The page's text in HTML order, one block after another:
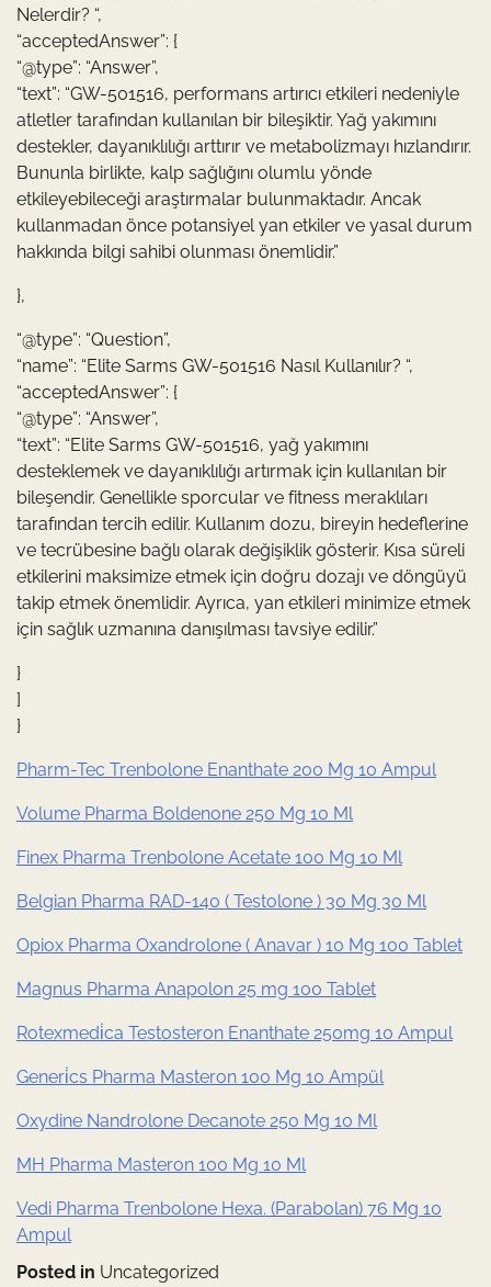
Nelerdir? “,
“acceptedAnswer”: {
“@type”: “Answer”,
“text”: “GW-501516, performans artırıcı etkileri nedeniyle
atletler tarafından kullanılan bir bileşiktir. Yağ yakımını
destekler, dayanıklılığı arttırır ve metabolizmayı hızlandırır.
Bununla birlikte, kalp sağlığını olumlu yönde
etkileyebileceği araştırmalar bulunmaktadır. Ancak
kullanmadan önce potansiyel yan etkiler ve yasal durum
hakkında bilgi sahibi olunması önemlidir.”
},
“@type”: “Question”,
“name”: “Elite Sarms GW-501516 Nasıl Kullanılır? “,
“acceptedAnswer”: {
“@type”: “Answer”,
“text”: “Elite Sarms GW-501516, yağ yakımını
desteklemek ve dayanıklılığı artırmak için kullanılan bir
bileşendir. Genellikle sporcular ve fitness meraklıları
tarafından tercih edilir. Kullanım dozu, bireyin hedeflerine
ve tecrübesine bağlı olarak değişiklik gösterir. Kısa süreli
etkilerini maksimize etmek için doğru dozajı ve döngüyü
takip etmek önemlidir. Ayrıca, yan etkileri minimize etmek
için sağlık uzmanına danışılması tavsiye edilir.”
}
]
}
Pharm-Tec Trenbolone Enanthate 200 Mg 10 Ampul
Volume Pharma Boldenone 250 Mg 10 Ml
Finex Pharma Trenbolone Acetate 100 Mg 10 Ml
Belgian Pharma RAD-140 ( Testolone ) 30 Mg 30 Ml
Opiox Pharma Oxandrolone ( Anavar ) 10 Mg 100 Tablet
Magnus Pharma Anapolon 25 mg 100 Tablet
Rotexmedi̇ca Testosteron Enanthate 250mg 10 Ampul
Generi̇cs Pharma Masteron 100 Mg 10 Ampül
Oxydine Nandrolone Decanote 250 Mg 10 Ml
MH Pharma Masteron 100 Mg 10 Ml
Vedi Pharma Trenbolone Hexa. (Parabolan) 76 Mg 10
Ampul
Posted in Uncategorized